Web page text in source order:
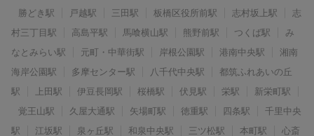
勝どき駅
戸越駅 三田駅 板橋区役所前駅 志村坂上駅
志
村三丁目駅
高島平駅 馬喰横山駅 熊野前駅 つくば駅
み
なとみらい駅
元町・中華街駅 岸根公園駅 港南中央駅
湘南
海岸公園駅
多摩センター駅 八千代中央駅
都筑ふれあいの丘
駅
上田駅 伊豆長岡駅 桜橋駅 伏見駅 栄駅
新栄町駅
覚王山駅
久屋大通駅 矢場町駅 徳重駅 四条駅
千里中央
駅
江坂駅 泉ヶ丘駅 和泉中央駅 三ツ松駅 本町駅 心斎